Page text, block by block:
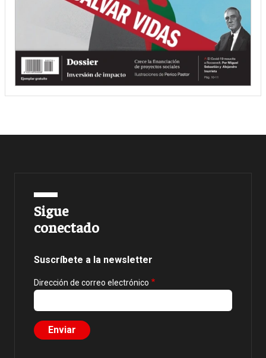
Sigue
conectado
Suscríbete a la newsletter
Dirección de correo electrónico